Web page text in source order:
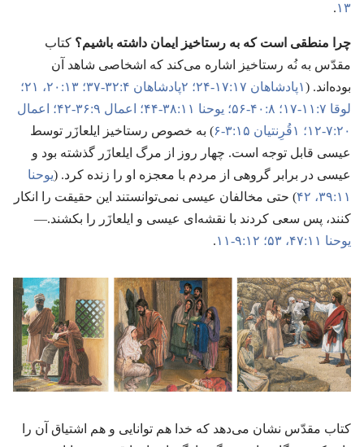
۱۳.‏
چرا منطقی است که به رستاخیز ایمان داشته باشیم؟‏ کتاب
مقدّس به نُه رستاخیز اشاره می‌کند که اشخاصی شاهد آن
بوده‌اند.‏ (‏۱پادشاهان ۱۷:‏۱۷-‏۲۴؛‏
لوقا ۷:‏۱۱-‏۱۷؛‏
یوحنا ۱۱:‏۳۸-‏۴۴؛‏ اعمال ۹:‏۳۶-‏۴۲؛‏
اعمال
۲۰:‏۷-‏۱۲؛‏
)‏ به خصوص رستاخیز ایلعازَر توسط
عیسی قابل توجه است.‏ چهار روز از مرگ ایلعازَر گذشته بود و
عیسی در برابر گروهی از مردم با معجزه او را زنده کرد.‏ (‏یوحنا
۱۱:‏۳۹،‏
)‏ حتی مخالفان عیسی نمی‌توانستند این حقیقت را انکار
کنند،‏ پس سعی کردند با نقشه‌ای عیسی و ایلعازَر را بکشند.‏—‏
یوحنا ۱۱:‏۴۷،‏
.‏
کتاب مقدّس نشان می‌دهد که خدا هم توانایی و هم اشتیاق آن را